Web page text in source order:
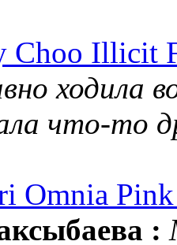
Choo Illicit
ходила
что-то
Omnia
: